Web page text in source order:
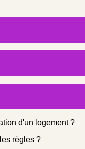
d'un logement ?
règles ?